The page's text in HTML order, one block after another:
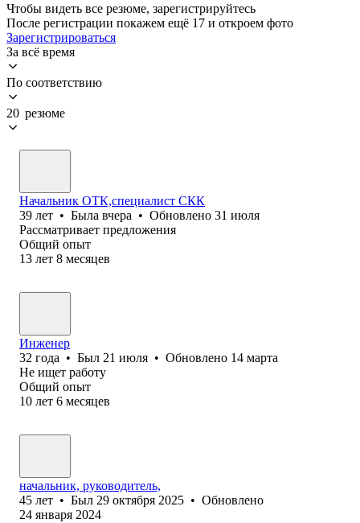
Чтобы видеть все резюме, зарегистрируйтесь
После регистрации покажем ещё 17 и откроем фото
Зарегистрироваться
За всё время
По соответствию
20 резюме
Начальник ОТК,специалист СКК
39 лет • Была вчера • Обновлено 31 июля
Рассматривает предложения
Общий опыт
13 лет 8 месяцев
Инженер
32 года • Был 21 июля • Обновлено 14 марта
Не ищет работу
Общий опыт
10 лет 6 месяцев
начальник, руководитель,
45 лет • Был 29 октября 2025 • Обновлено
24 января 2024